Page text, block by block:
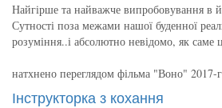
Найгірше та найважче випробовування в
Сутності поза межами нашої буденної
розуміння..і абсолютно невідомо, як саме
натхнено переглядом фільма "Воно" 2017-
Інструкторка з кохання